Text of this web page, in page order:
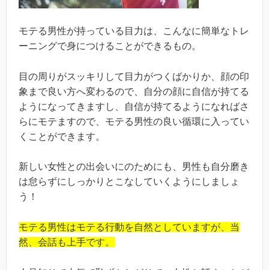
モテる男性が持っている目力は、こんなに簡単なトレ
ーニングで身につけることができるもの。
目の周りがスッキリして目力がつくばかりか、顔の印
象まで良い方へ変わるので、自分の顔に自信が持てる
ようになってきますし、自信が持てるようになればさ
らにモテますので、モテる男性の良い循環に入ってい
くことができます。
新しい女性との出会いにのためにも、男性も自分磨き
は怠らずにしっかりとこなしていくようにしましょ
う！
モテる男性はモテる行動を自然としていますが、当
然、会話も上手です。